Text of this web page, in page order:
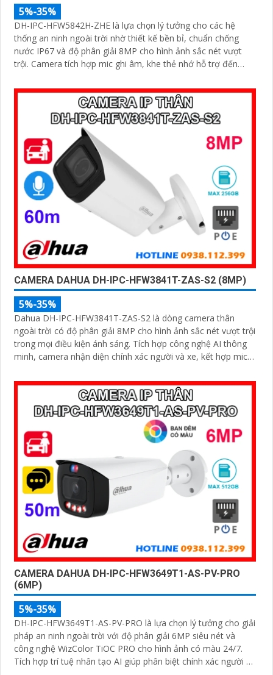
5%-35%
DH-IPC-HFW5842H-ZHE là lựa chọn lý tưởng cho các hệ
thống an ninh ngoài trời nhờ thiết kế bền bỉ, chuẩn chống
nước IP67 và độ phân giải 8MP cho hình ảnh sắc nét vượt
trội. Camera tích hợp mic ghi âm, khe thẻ nhớ hỗ trợ đến
dàng, tiết kiệm chi phí
CAMERA DAHUA DH-IPC-HFW3841T-ZAS-S2 (8MP)
5%-35%
Dahua DH-IPC-HFW3841T-ZAS-S2 là dòng camera thân
ngoài trời có độ phân giải 8MP cho hình ảnh sắc nét vượt trội
trong mọi điều kiện ánh sáng. Tích hợp công nghệ AI thông
minh, camera nhận diện chính xác người và xe, kết hợp micro
256GB mang đến giải pháp giám sát toàn diện và hiệu quả
CAMERA DAHUA DH-IPC-HFW3649T1-AS-PV-PRO
(6MP)
5%-35%
DH-IPC-HFW3649T1-AS-PV-PRO là lựa chọn lý tưởng cho giải
pháp an ninh ngoài trời với độ phân giải 6MP siêu nét và
công nghệ WizColor TiOC PRO cho hình ảnh có màu 24/7.
Tích hợp trí tuệ nhân tạo AI giúp phân biệt chính xác người và